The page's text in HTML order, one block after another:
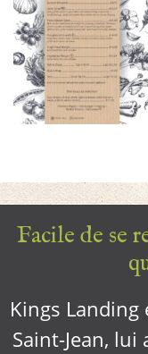
Facile de se
Kings
Saint-Jean,